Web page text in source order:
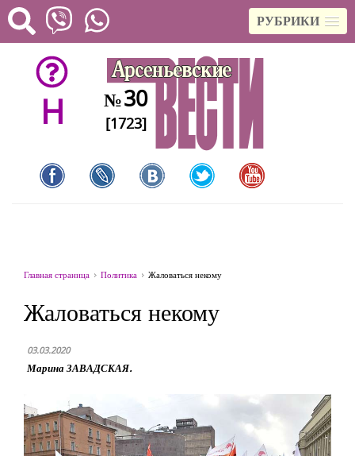
РУБРИКИ
H №30
[1723]
Главная страница Политика Жаловаться некому
Жаловаться некому
03.03.2020
Марина ЗАВАДСКАЯ.